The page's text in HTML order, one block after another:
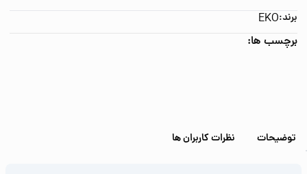
برند:EKO
برچسب ها:
توضیحات نظرات کاربران ها